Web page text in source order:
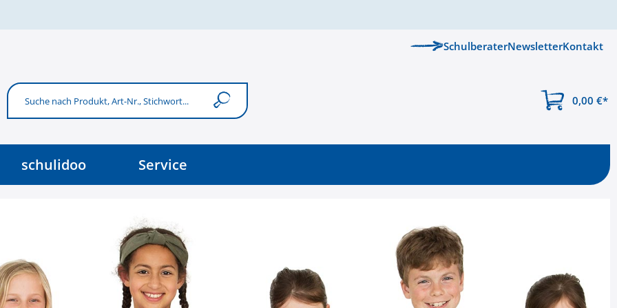
SchulberaterNewsletterKontakt
0,00 €*
schulidoo Service